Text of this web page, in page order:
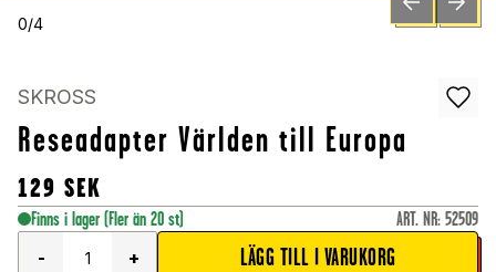
0/4 PREVIOUSNEXT
SKROSS
Reseadapter Världen till Europa
129 SEK
Finns i lager (Fler än 20 st) ART. NR: 52509
-
+ LÄGG TILL I VARUKORG